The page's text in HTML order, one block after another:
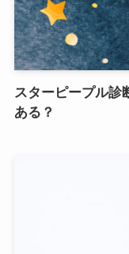
スターピープル診
ある？